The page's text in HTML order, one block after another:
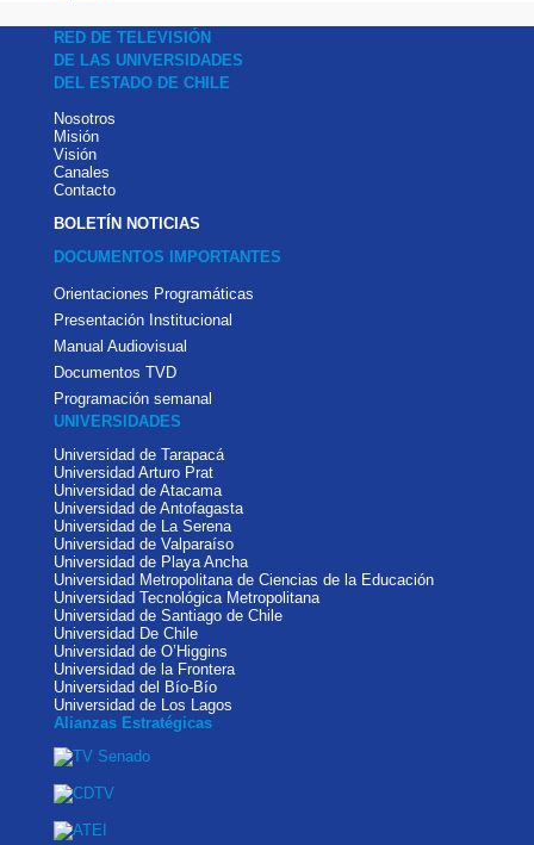
RED DE TELEVISIÓN
DE LAS UNIVERSIDADES
DEL ESTADO DE CHILE
Nosotros
Misión
Visión
Canales
Contacto
BOLETÍN NOTICIAS
DOCUMENTOS IMPORTANTES
Orientaciones Programáticas
Presentación Institucional
Manual Audiovisual
Documentos TVD
Programación semanal
UNIVERSIDADES
Universidad de Tarapacá
Universidad Arturo Prat
Universidad de Atacama
Universidad de Antofagasta
Universidad de La Serena
Universidad de Valparaíso
Universidad de Playa Ancha
Universidad Metropolitana de Ciencias de la Educación
Universidad Tecnológica Metropolitana
Universidad de Santiago de Chile
Universidad De Chile
Universidad de O’Higgins
Universidad de la Frontera
Universidad del Bío-Bío
Universidad de Los Lagos
Alianzas Estratégicas